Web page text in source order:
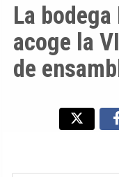
La
acoge la
de